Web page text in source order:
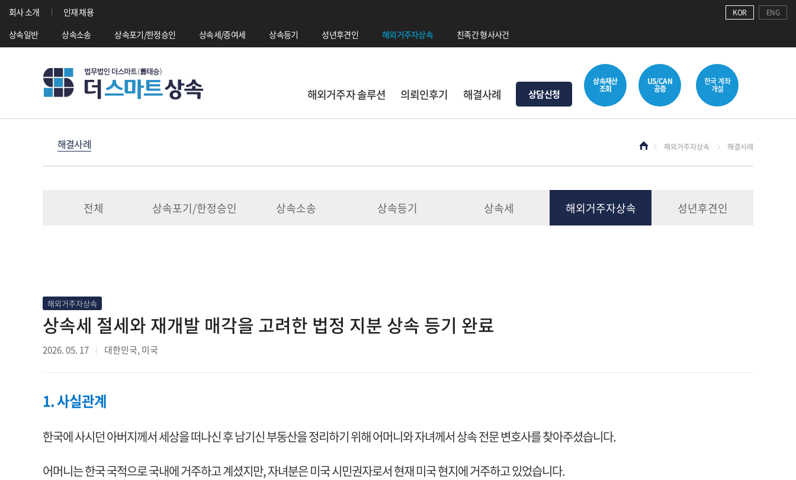
회사 소개
인재 채용
상속일반
상속소송 상속포기/한정승인 상속세/증여세 상속등기 성년후견인 해외거주자상속 친족간 형사사건
KOR ENG
해외거주자 솔루션 의뢰인후기 해결사례 상담신청
상속재산
조회
US/CAN
공증
한국 계좌
개설
해결사례 해외거주자상속 해결사례
전체 상속포기/한정승인 상속소송 상속등기 상속세 해외거주자상속 성년후견인
해외거주자상속
상속세 절세와 재개발 매각을 고려한 법정 지분 상속 등기 완료
2026. 05. 17 대한민국, 미국
1. 사실관계
한국에 사시던 아버지께서 세상을 떠나신 후 남기신 부동산을 정리하기 위해 어머니와 자녀께서 상속 전문 변호사를 찾아주셨습니다.
어머니는 한국 국적으로 국내에 거주하고 계셨지만, 자녀분은 미국 시민권자로서 현재 미국 현지에 거주하고 있었습니다.